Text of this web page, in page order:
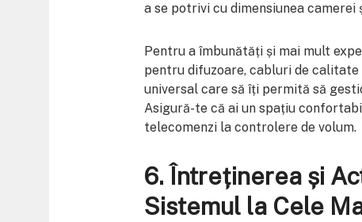
a se potrivi cu dimensiunea
Pentru a îmbunătăți și mai mult
pentru difuzoare, cabluri de
universal care să îți permită să
Asigură-te că ai un spațiu
telecomenzi la controlere de volum.
6. Întreținerea și
Sistemul la Cele